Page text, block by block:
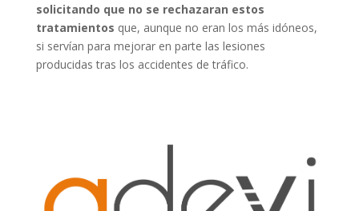
solicitando que no se rechazaran estos
tratamientos que, aunque no eran los más idóneos,
si servían para mejorar en parte las lesiones
producidas tras los accidentes de tráfico.